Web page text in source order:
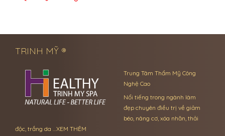
TRINH MỸ ®
Trung Tâm Thẩm Mỹ Công
Nghệ Cao
Nổi tiếng trong ngành làm
đẹp chuyên điều trị về giảm
béo, nâng cơ, xóa nhăn, thải
độc, trắng da …XEM THÊM